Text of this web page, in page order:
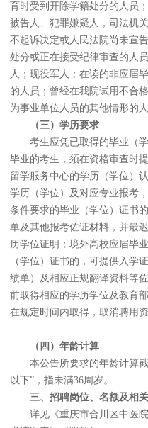
育时受到开除学籍处分的人员
被告人、犯罪嫌疑人，司法机
不起诉决定或人民法院尚未宣
处分或正在接受纪律审查的人
人；现役军人；在读的非应届
的人员；曾经在我院试用不合
为事业单位人员的其他情形的人
（三）学历要求
考生应凭已取得的毕业（
毕业的考生，须在资格审查时
留学服务中心的学历（学位）
学历（学位）及对应专业报考
条件要求的毕业（学位）证书
单及其他报考佐证材料，并最
历学位证明；境外高校应届毕
（学位）证书的，可提供入学
绩单）及相应正规翻译资料等
前取得相应的学历学位及教育
在规定时间内取得，取消聘用资
（四）年龄计算
本公告所要求的年龄计算
以下”，指未满36周岁。
三、 招聘岗位、名额及相
详见《重庆市合川区中医